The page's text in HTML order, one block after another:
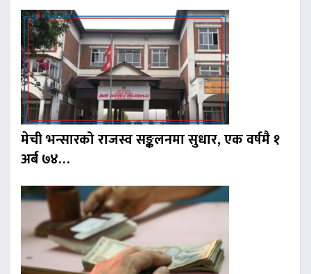
मेची भन्सारको राजस्व सङ्कलनमा सुधार, एक वर्षमै १
अर्ब ७४…